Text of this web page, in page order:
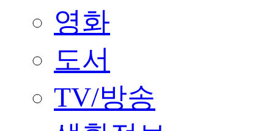
영화
도서
TV/방송